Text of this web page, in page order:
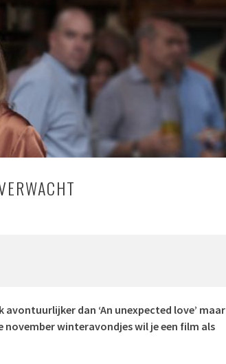
dan ‘An unexpected love’ maar
november winteravondjes wil je een film als